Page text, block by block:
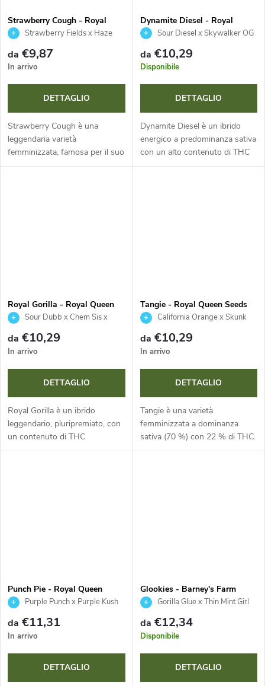
Strawberry Cough - Royal
Queen Seeds
Strawberry Fields x Haze
da €9,87
In arrivo
DETTAGLIO
Strawberry Cough è una
leggendaria varietà
femminizzata, famosa per il suo
inconfondibile aroma di fragole
Dynamite Diesel - Royal
Queen Seeds x Tyson 2.0
Sour Diesel x Skywalker OG
da €10,29
Disponibile
DETTAGLIO
Dynamite Diesel è un ibrido
energico a predominanza sativa
con un alto contenuto di THC
del 22 %. Questa varietà, nata
Royal Gorilla - Royal Queen
SeedsSour Dubb x Chem Sis x
Chocolate Diesel
da €10,29
In arrivo
DETTAGLIO
Royal Gorilla è un ibrido
leggendario, pluripremiato, con
un contenuto di THC
estremamente elevato (24-27
Tangie - Royal Queen Seeds
California Orange x Skunk
da €10,29
In arrivo
DETTAGLIO
Tangie è una varietà
femminizzata a dominanza
sativa (70 %) con 22 % di THC.
È famosa per l’intenso profilo
Punch Pie - Royal Queen
Seeds x Tyson 2.0
Purple Punch x Purple Kush
da €11,31
In arrivo
DETTAGLIO
Glookies - Barney's Farm
Gorilla Glue x Thin Mint Girl
Scout Coolies
da €12,34
Disponibile
DETTAGLIO